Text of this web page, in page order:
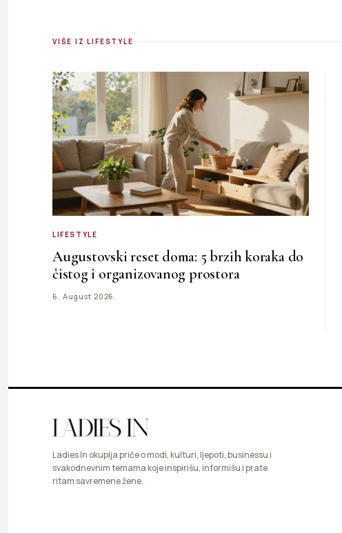
VIŠE IZ LIFESTYLE
LIFESTYLE
Augustovski reset doma: 5 brzih koraka do
čistog i organizovanog prostora
6. August 2026.
Ladies In okuplja priče o modi, kulturi, ljepoti, businessu i
svakodnevnim temama koje inspirišu, informišu i prate
ritam savremene žene.